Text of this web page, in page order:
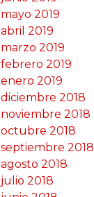
mayo 2019
abril 2019
marzo 2019
febrero 2019
enero 2019
diciembre 2018
noviembre 2018
octubre 2018
septiembre 2018
agosto 2018
julio 2018